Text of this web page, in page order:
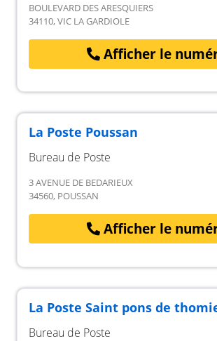
BOULEVARD DES ARESQUIERS
34110, VIC LA GARDIOLE
Afficher le
La Poste Poussan
Bureau de Poste
3 AVENUE DE BEDARIEUX
34560, POUSSAN
Afficher le
La Poste Saint pons de
Bureau de Poste